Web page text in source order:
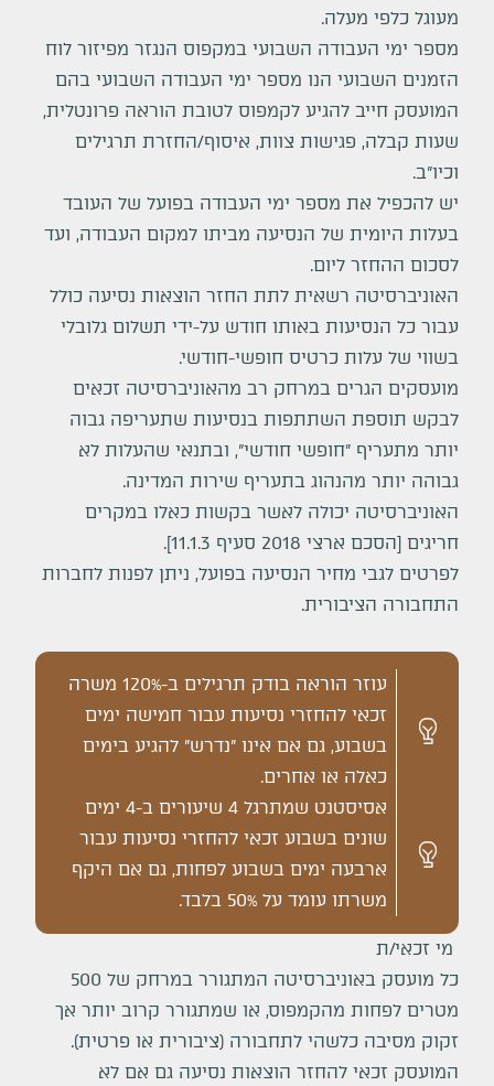
מעוגל כלפי מעלה.
מספר ימי העבודה השבועי במקפוס הנגזר מפיזור לוח
הזמנים השבועי הנו מספר ימי העבודה השבועי בהם
המועסק חייב להגיע לקמפוס לטובת הוראה פרונטלית,
שעות קבלה, פגישות צוות, איסוף/החזרת תרגילים
וכיו"ב.
יש להכפיל את מספר ימי העבודה בפועל של העובד
בעלות היומית של הנסיעה מביתו למקום העבודה, ועד
לסכום ההחזר ליום.
האוניברסיטה רשאית לתת החזר הוצאות נסיעה כולל
עבור כל הנסיעות באותו חודש על-ידי תשלום גלובלי
בשווי של עלות כרטיס חופשי-חודשי.
מועסקים הגרים במרחק רב מהאוניברסיטה זכאים
לבקש תוספת השתתפות בנסיעות שתעריפה גבוה
יותר מתעריף "חופשי חודשי", ובתנאי שהעלות לא
גבוהה יותר מהנהוג בתעריף שירות המדינה.
האוניברסיטה יכולה לאשר בקשות כאלו במקרים
חריגים [הסכם ארצי 2018 סעיף 11.1.3
].
לפרטים לגבי מחיר הנסיעה בפועל, ניתן לפנות לחברות
התחבורה הציבורית.
עוזר הוראה בודק תרגילים ב-120% משרה
זכאי להחזרי נסיעות עבור חמישה ימים
בשבוע, גם אם אינו "נדרש" להגיע בימים
כאלה או אחרים.
אסיסטנט שמתרגל 4 שיעורים ב-4 ימים
שונים בשבוע זכאי להחזרי נסיעות עבור
ארבעה ימים בשבוע לפחות, גם אם היקף
משרתו עומד על 50% בלבד.
מי זכאי/ת
כל מועסק באוניברסיטה המתגורר במרחק של 500
מטרים לפחות מהקמפוס, או שמתגורר קרוב יותר אך
זקוק מסיבה כלשהי לתחבורה (ציבורית או פרטית).
המועסק זכאי להחזר הוצאות נסיעה גם אם לא